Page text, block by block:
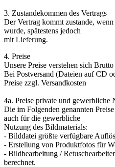
3. Zustandekommen des Vertrags
Der Vertrag kommt zustande,
wurde, spätestens jedoch
mit Lieferung.
4. Preise
Unsere Preise verstehen sich
Bei Postversand (Dateien auf CD
Preise zzgl. Versandkosten
4a. Preise private und gewerbliche
Die im Folgenden genannten
auch für die gewerbliche
Nutzung des Bildmaterials:
- Bilddatei größte verfügbare
- Erstellung von Produktfotos für
- Bildbearbeitung /
berechnet.